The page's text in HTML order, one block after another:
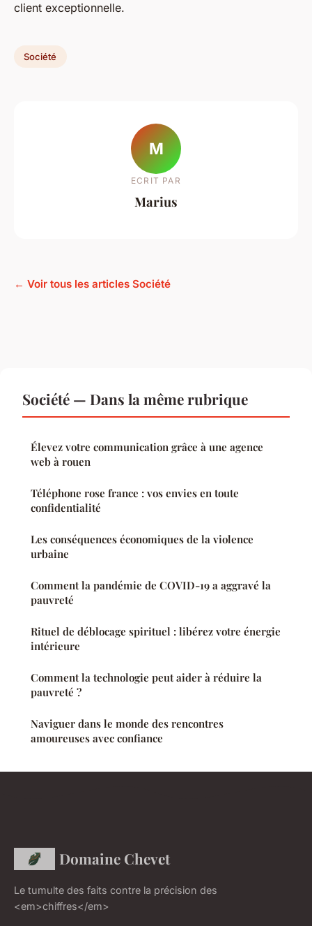
client exceptionnelle.
Société
M
ECRIT PAR
Marius
← Voir tous les articles Société
Société — Dans la même rubrique
Élevez votre communication grâce à une agence
web à rouen
Téléphone rose france : vos envies en toute
confidentialité
Les conséquences économiques de la violence
urbaine
Comment la pandémie de COVID-19 a aggravé la
pauvreté
Rituel de déblocage spirituel : libérez votre énergie
intérieure
Comment la technologie peut aider à réduire la
pauvreté ?
Naviguer dans le monde des rencontres
amoureuses avec confiance
Domaine Chevet
Le tumulte des faits contre la précision des
<em>chiffres</em>